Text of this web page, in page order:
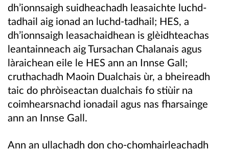
dh’ionnsaigh suidheachadh leasaichte luchd-
tadhail aig ionad an luchd-tadhail; HES, a
dh’ionnsaigh leasachaidhean is glèidhteachas
leantainneach aig Tursachan Chalanais agus
làraichean eile le HES ann an Innse Gall;
cruthachadh Maoin Dualchais ùr, a bheireadh
taic do phròiseactan dualchais fo stiùir na
coimhearsnachd ionadail agus nas fharsainge
ann an Innse Gall.
Ann an ullachadh don cho-chomhairleachadh